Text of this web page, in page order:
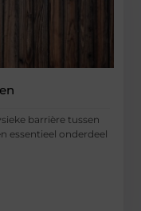
barrière tussen
essentieel onderdeel